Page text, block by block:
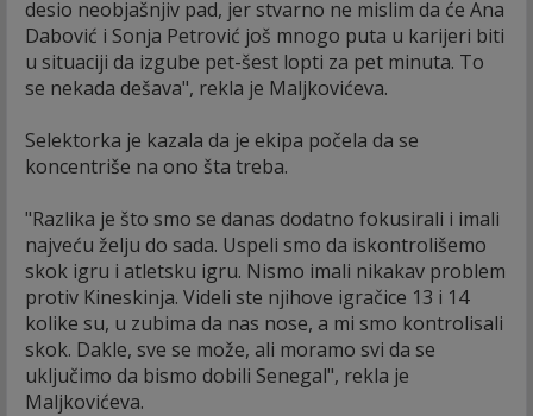
desio neobjašnjiv pad, jer stvarno ne mislim da će Ana
Dabović i Sonja Petrović još mnogo puta u karijeri biti
u situaciji da izgube pet-šest lopti za pet minuta. To
se nekada dešava", rekla je Maljkovićeva.
Selektorka je kazala da je ekipa počela da se
koncentriše na ono šta treba.
"Razlika je što smo se danas dodatno fokusirali i imali
najveću želju do sada. Uspeli smo da iskontrolišemo
skok igru i atletsku igru. Nismo imali nikakav problem
protiv Kineskinja. Videli ste njihove igračice 13 i 14
kolike su, u zubima da nas nose, a mi smo kontrolisali
skok. Dakle, sve se može, ali moramo svi da se
uključimo da bismo dobili Senegal", rekla je
Maljkovićeva.